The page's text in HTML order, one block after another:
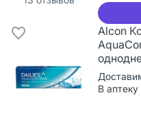
Alcon
В аптеку